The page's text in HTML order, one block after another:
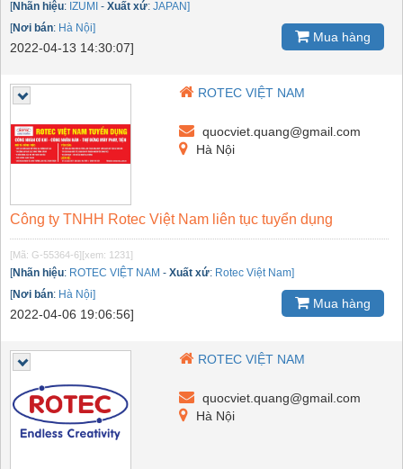
[Nhãn hiệu: IZUMI - Xuất xứ: JAPAN]
[Nơi bán: Hà Nội]
2022-04-13 14:30:07]
Mua hàng
ROTEC VIỆT NAM
quocviet.quang@gmail.com
Hà Nội
Công ty TNHH Rotec Việt Nam liên tục tuyển dụng
[Mã: G-55364-6][xem: 1231]
[Nhãn hiệu: ROTEC VIỆT NAM - Xuất xứ: Rotec Việt Nam]
[Nơi bán: Hà Nội]
2022-04-06 19:06:56]
Mua hàng
ROTEC VIỆT NAM
quocviet.quang@gmail.com
Hà Nội